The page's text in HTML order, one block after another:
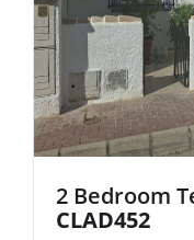
2
| FB140